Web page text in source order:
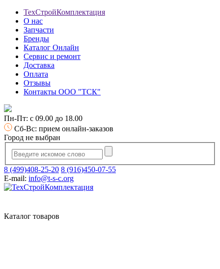
ТехСтройКомплектация
О нас
Запчасти
Бренды
Каталог Онлайн
Сервис и ремонт
Доставка
Оплата
Отзывы
Контакты ООО "ТСК"
Пн-Пт: с 09.00 до 18.00
Сб-Вс: прием онлайн-заказов
Город не выбран
8 (499)408-25-20 8 (916)450-07-55
E-mail: info@t-s-c.org
Каталог товаров